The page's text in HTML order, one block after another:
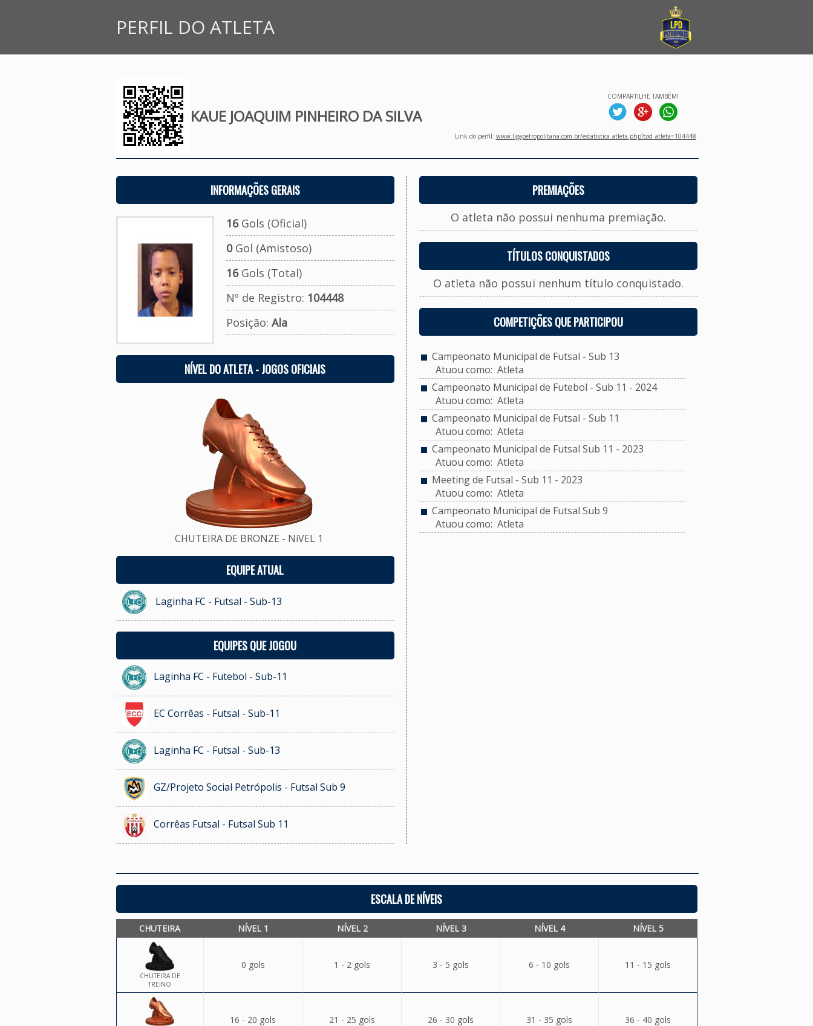
PERFIL DO ATLETA
KAUE JOAQUIM PINHEIRO DA SILVA
COMPARTILHE TAMBÉM!
Link do perfil: www.ligapetropolitana.com.br/estatistica_atleta.php?cod_atleta=104448
INFORMAÇÕES GERAIS
16Gols (Oficial)
0Gol (Amistoso)
16Gols (Total)
Nº de Registro: 104448
Posição: Ala
NÍVEL DO ATLETA - JOGOS OFICIAIS
CHUTEIRA DE BRONZE - NíVEL 1
EQUIPE ATUAL
Laginha FC - Futsal - Sub-13
EQUIPES QUE JOGOU
Laginha FC - Futebol - Sub-11
EC Corrêas - Futsal - Sub-11
Laginha FC - Futsal - Sub-13
GZ/Projeto Social Petrópolis - Futsal Sub 9
Corrêas Futsal - Futsal Sub 11
PREMIAÇÕES
O atleta não possui nenhuma premiação.
TÍTULOS CONQUISTADOS
O atleta não possui nenhum título conquistado.
COMPETIÇÕES QUE PARTICIPOU
Campeonato Municipal de Futsal - Sub 13
Atuou como: Atleta
Campeonato Municipal de Futebol - Sub 11 - 2024
Atuou como: Atleta
Campeonato Municipal de Futsal - Sub 11
Atuou como: Atleta
Campeonato Municipal de Futsal Sub 11 - 2023
Atuou como: Atleta
Meeting de Futsal - Sub 11 - 2023
Atuou como: Atleta
Campeonato Municipal de Futsal Sub 9
Atuou como: Atleta
ESCALA DE NÍVEIS
CHUTEIRA NÍVEL 1 NÍVEL 2 NÍVEL 3 NÍVEL 4 NÍVEL 5
CHUTEIRA DE
TREINO
0 gols 1 - 2 gols 3 - 5 gols 6 - 10 gols 11 - 15 gols
16 - 20 gols 21 - 25 gols 26 - 30 gols 31 - 35 gols 36 - 40 gols